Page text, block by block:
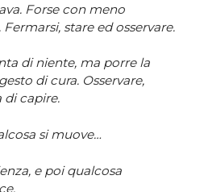
Forse con meno
stare ed osservare.
di niente, ma porre la
di cura. Osservare,
di capire.
si muove…
e poi qualcosa